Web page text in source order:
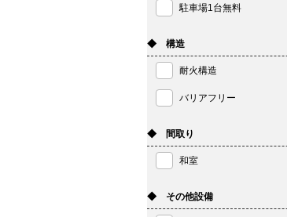
駐車場1台無料
◆ 構造
耐火構造
バリアフリー
◆ 間取り
和室
◆ その他設備